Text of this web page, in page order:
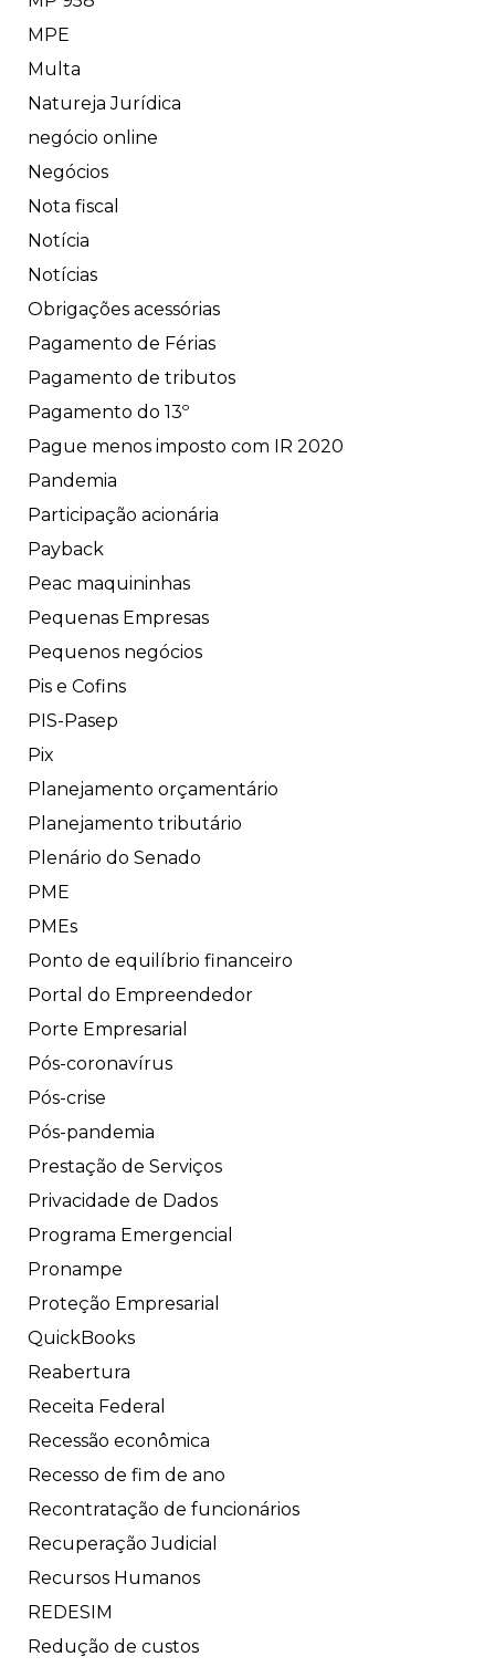
MPE
Multa
Natureja Jurídica
negócio online
Negócios
Nota fiscal
Notícia
Notícias
Obrigações acessórias
Pagamento de Férias
Pagamento de tributos
Pagamento do 13º
Pague menos imposto com IR 2020
Pandemia
Participação acionária
Payback
Peac maquininhas
Pequenas Empresas
Pequenos negócios
Pis e Cofins
PIS-Pasep
Pix
Planejamento orçamentário
Planejamento tributário
Plenário do Senado
PME
PMEs
Ponto de equilíbrio financeiro
Portal do Empreendedor
Porte Empresarial
Pós-coronavírus
Pós-crise
Pós-pandemia
Prestação de Serviços
Privacidade de Dados
Programa Emergencial
Pronampe
Proteção Empresarial
QuickBooks
Reabertura
Receita Federal
Recessão econômica
Recesso de fim de ano
Recontratação de funcionários
Recuperação Judicial
Recursos Humanos
REDESIM
Redução de custos